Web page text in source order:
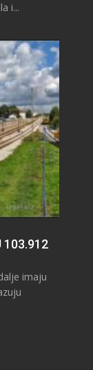
i...
103.912
imaju